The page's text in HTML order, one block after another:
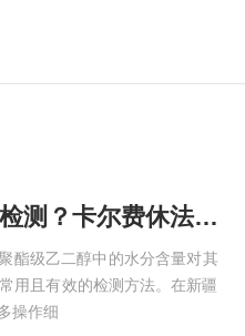
政和聚酯级乙二醇中的水分如何精准检测？卡尔费休法操作细节
酯级乙二醇中的水分含量对其
用且有效的检测方法。在新疆
操作细